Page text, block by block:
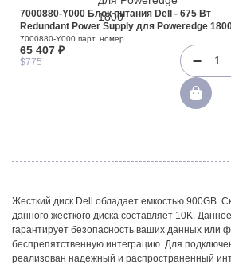
7000880-Y000 Блок питания Dell - 675 Вт
Redundant Power Supply для Poweredge
7000880-Y000 парт. номер
65 407 ₽
$775 1
Жесткий диск Dell обладает емкостью 900GB.
данного жесткого диска составляет 10K.
гарантирует безопасность ваших данных или
беспрепятственную интеграцию. Для
реализован надежный и распространенный